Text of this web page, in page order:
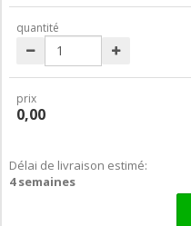
quantité
prix
0,00
Délai de livraison estimé:
4 semaines